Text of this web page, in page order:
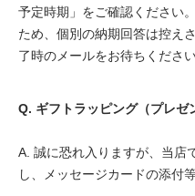
予定時期」をご確認ください
ため、個別の納期回答は控え
了時のメールをお待ちください
Q. ギフトラッピング（プレゼ
A. 誠に恐れ入りますが、当店
し、メッセージカードの添付